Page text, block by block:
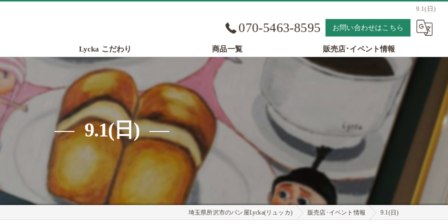
9.1(日)
070-5463-8595 お問い合わせはこちら
Lycka こだわり 商品一覧 販売店･イベント情報
9.1(日)
埼玉県所沢市のパン屋Lycka(リュッカ) 販売店･イベント情報 9.1(日)